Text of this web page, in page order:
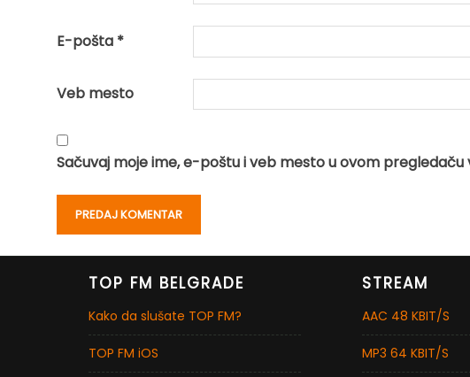
E-pošta *
Veb mesto
Sačuvaj moje ime, e-poštu i veb mesto u ovom
TOP FM BELGRADE
Kako da slušate TOP FM?
TOP FM iOS
STREAM
AAC 48 KBIT/S
MP3 64 KBIT/S